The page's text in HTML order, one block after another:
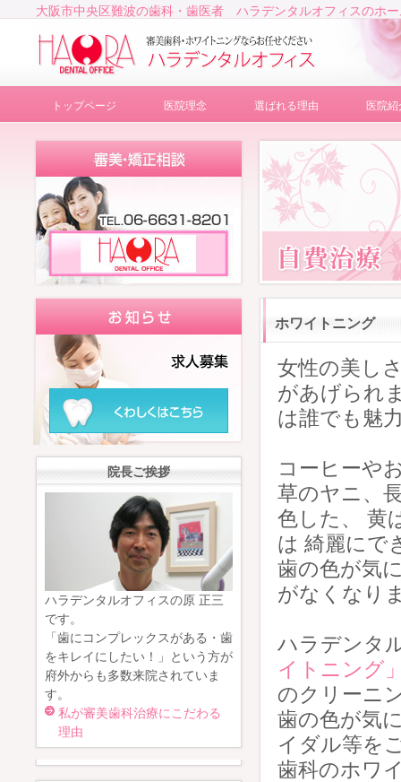
大阪市中央区難波の歯科・歯医者 ハラデンタルオフィスのホ
トップページ 医院理念 選ばれる理由 医院紹
院長ご挨拶
ハラデンタルオフィスの原 正三
です。
「歯にコンプレックスがある・歯
をキレイにしたい！」という方が
府外からも多数来院されていま
す。
私が審美歯科治療にこだわる
理由
ホワイトニング
女性の美し
があげられ
は誰でも魅
コーヒーや
草のヤニ、
色した、 黄
は 綺麗にで
歯の色が気
がなくなり
ハラデンタ
イトニング
のクリーニ
歯の色が気
イダル等を
歯科のホワ